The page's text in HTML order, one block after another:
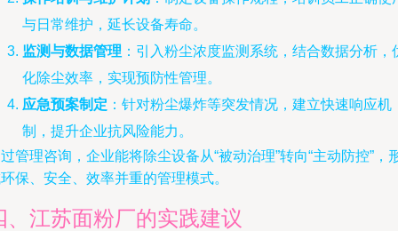
与日常维护，延长设备寿命。
监测与数据管理 ：引入粉尘浓度监测系统，结合数据分析，
化除尘效率，实现预防性管理。
应急预案制定 ：针对粉尘爆炸等突发情况，建立快速响应机
制，提升企业抗风险能力。
管理咨询，企业能将除尘设备从“被动治理”转向“主动防控”，
保、安全、效率并重的管理模式。
、江苏面粉厂的实践建议